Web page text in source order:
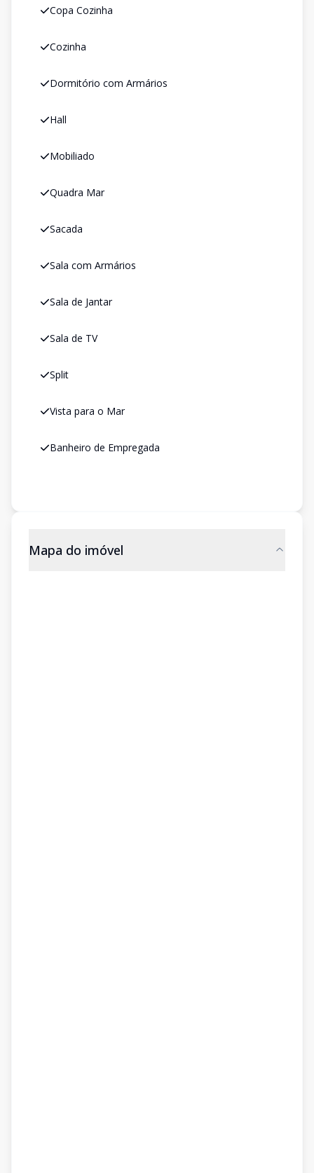
Copa Cozinha
Cozinha
Dormitório com Armários
Hall
Mobiliado
Quadra Mar
Sacada
Sala com Armários
Sala de Jantar
Sala de TV
Split
Vista para o Mar
Banheiro de Empregada
Mapa do imóvel